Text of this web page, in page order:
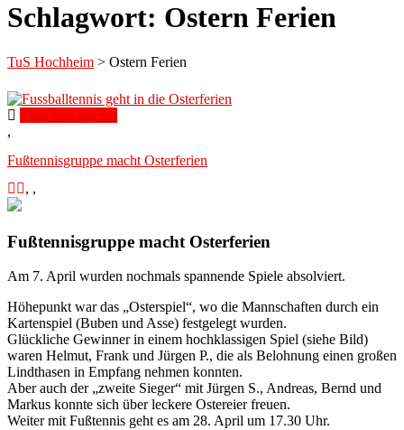
Schlagwort: Ostern Ferien
TuS Hochheim > Ostern Ferien
8. April 2022 8. April 2022
,
Fußtennisgruppe macht Osterferien
, ,
Fußtennisgruppe macht Osterferien
Am 7. April wurden nochmals spannende Spiele absolviert.
Höhepunkt war das „Osterspiel“, wo die Mannschaften durch ein
Kartenspiel (Buben und Asse) festgelegt wurden.
Glückliche Gewinner in einem hochklassigen Spiel (siehe Bild)
waren Helmut, Frank und Jürgen P., die als Belohnung einen großen
Lindthasen in Empfang nehmen konnten.
Aber auch der „zweite Sieger“ mit Jürgen S., Andreas, Bernd und
Markus konnte sich über leckere Ostereier freuen.
Weiter mit Fußtennis geht es am 28. April um 17.30 Uhr.